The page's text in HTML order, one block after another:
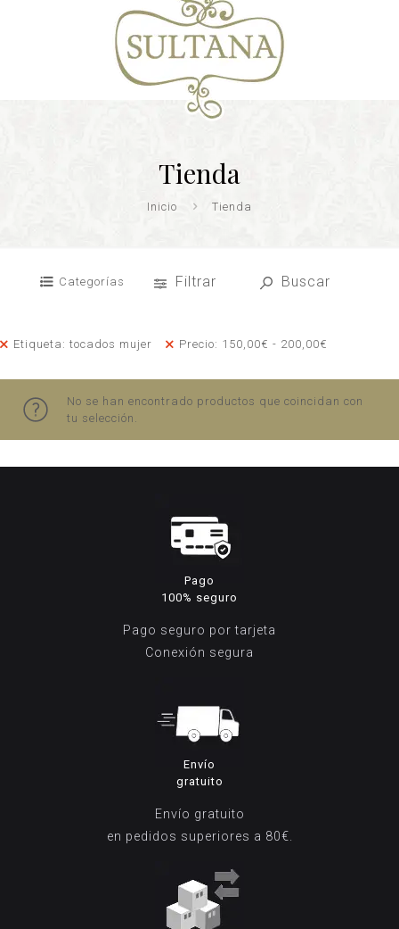
Tienda
Inicio Tienda
Categorías Filtrar Buscar
Etiqueta: tocados mujer Precio: 150,00€ - 200,00€
No se han encontrado productos que coincidan con
tu selección.
Pago
100% seguro
Pago seguro por tarjeta
Conexión segura
Envío
gratuito
Envío gratuito
en pedidos superiores a 80€.